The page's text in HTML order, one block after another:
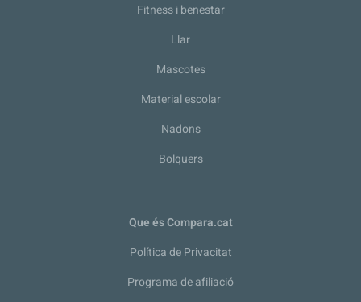
Fitness i benestar
Llar
Mascotes
Material escolar
Nadons
Bolquers
Que és Compara.cat
Política de Privacitat
Programa de afiliació